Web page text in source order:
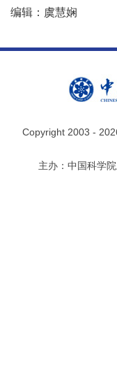
编辑：虞慧娴
Copyright 2003 -
主办：中国科学